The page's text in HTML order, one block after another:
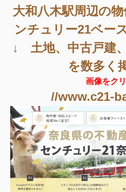
大和八木駅周辺の
ンチュリー21ベー
↓ 土地、中古戸建
を数多く
画像をク
//www.c21-